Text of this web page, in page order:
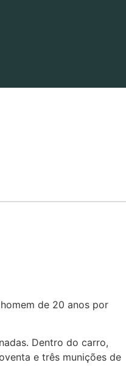
de 20 anos por
Dentro do carro,
e três munições de